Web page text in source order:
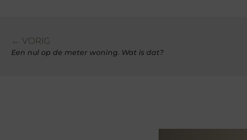
← VORIG
Een nul op de meter woning. Wat is dat?